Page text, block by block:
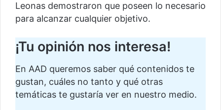
Leonas demostraron que poseen lo necesario
para alcanzar cualquier objetivo.
¡Tu opinión nos interesa!
En AAD queremos saber qué contenidos te
gustan, cuáles no tanto y qué otras
temáticas te gustaría ver en nuestro medio.